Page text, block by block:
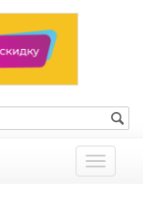
Показать
меню